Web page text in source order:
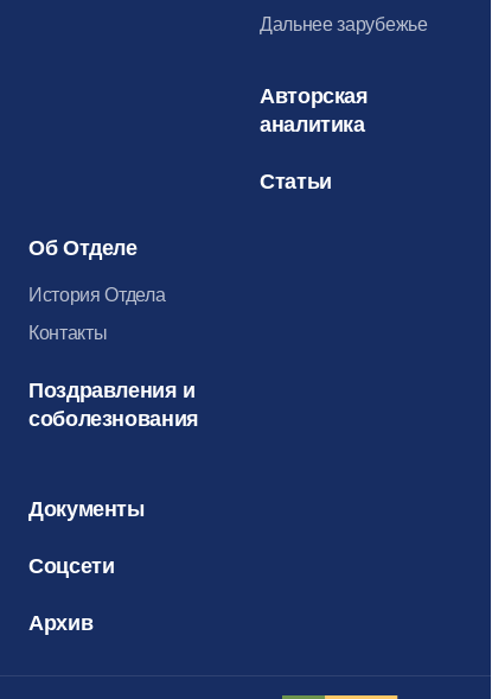
Дальнее зарубежье
Авторская
аналитика
Статьи
Об Отделе
История Отдела
Контакты
Поздравления и
соболезнования
Документы
Соцсети
Архив